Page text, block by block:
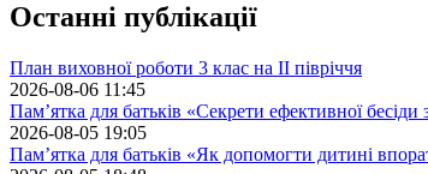
Останні публікації
План виховної роботи 3 клас на II півріччя
2026-08-06 11:45
Пам’ятка для батьків «Секрети ефективної бесіди
2026-08-05 19:05
Пам’ятка для батьків «Як допомогти дитині